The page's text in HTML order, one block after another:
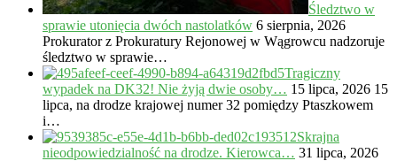
Śledztwo w
sprawie utonięcia dwóch nastolatków 6 sierpnia, 2026
Prokurator z Prokuratury Rejonowej w Wągrowcu nadzoruje
śledztwo w sprawie…
Tragiczny
wypadek na DK32! Nie żyją dwie osoby… 15 lipca, 2026 15
lipca, na drodze krajowej numer 32 pomiędzy Ptaszkowem
i…
Skrajna
nieodpowiedzialność na drodze. Kierowca… 31 lipca, 2026